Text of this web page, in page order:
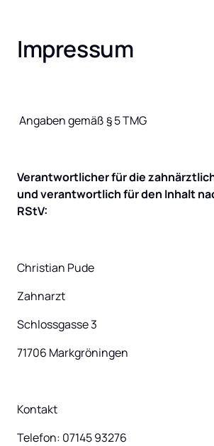
Impressum
Angaben gemäß § 5 TMG
Verantwortlicher für die
und verantwortlich für den Inhalt
RStV:
Christian Pude
Zahnarzt
Schlossgasse 3
71706 Markgröningen
Kontakt
Telefon: 07145 93276